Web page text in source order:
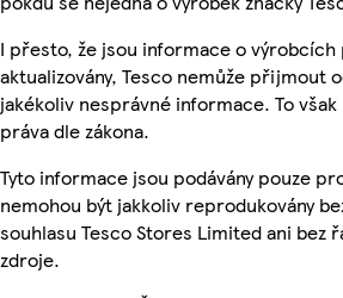
I přesto, že jsou informace o
aktualizovány, Tesco nemůže přijmout
jakékoliv nesprávné informace. To však
práva dle zákona.
Tyto informace jsou podávány pouze
nemohou být jakkoliv reprodukovány
souhlasu Tesco Stores Limited ani bez
zdroje.